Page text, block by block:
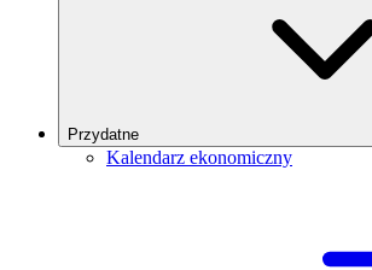
Przydatne
Kalendarz ekonomiczny